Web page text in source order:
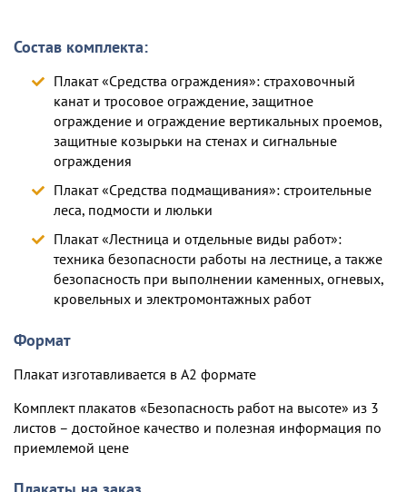
Состав комплекта:
Плакат «Средства ограждения»: страховочный
канат и тросовое ограждение, защитное
ограждение и ограждение вертикальных проемов,
защитные козырьки на стенах и сигнальные
ограждения
Плакат «Средства подмащивания»: строительные
леса, подмости и люльки
Плакат «Лестница и отдельные виды работ»:
техника безопасности работы на лестнице, а также
безопасность при выполнении каменных, огневых,
кровельных и электромонтажных работ
Формат
Плакат изготавливается в А2 формате
Комплект плакатов «Безопасность работ на высоте» из 3
листов – достойное качество и полезная информация по
приемлемой цене